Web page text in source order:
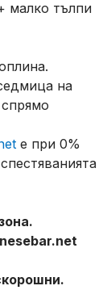
малко тълпи
на
е при 0%